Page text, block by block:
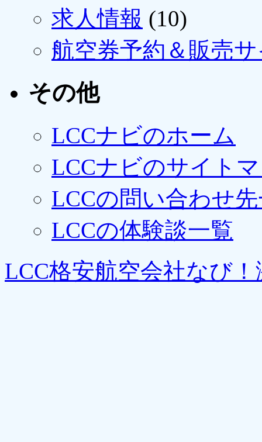
求人情報 (10)
航空券予約＆販売
その他
LCCナビのホーム
LCCナビのサイト
LCCの問い合わせ
LCCの体験談一覧
LCC格安航空会社なび